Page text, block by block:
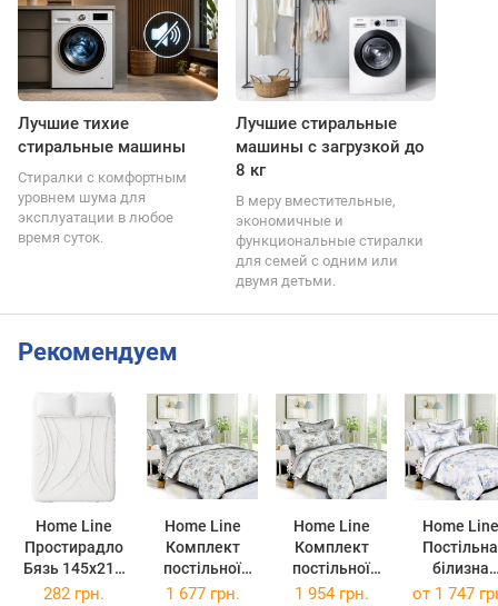
Лучшие тихие
стиральные машины
Стиралки с комфортным
уровнем шума для
эксплуатации в любое
время суток.
Лучшие стиральные
машины с загрузкой до
8 кг
В меру вместительные,
экономичные и
функциональные стиралки
для семей с одним или
двумя детьми.
Рекомендуем
Home Line
Простирадло
Бязь 145х215
см Біле
Home Line
Комплект
постільної
білизни Бязь
Home Line
Комплект
постільної
білизни Бязь
Home Line
Постільна
білизна
282 грн. 1 677 грн. 1 954 грн. от 1 747